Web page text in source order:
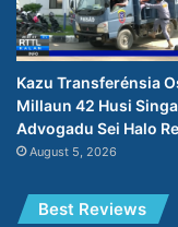
Kazu Transferénsia
Millaun 42 Husi
Advogadu Sei Halo
August 5, 2026
Best Reviews